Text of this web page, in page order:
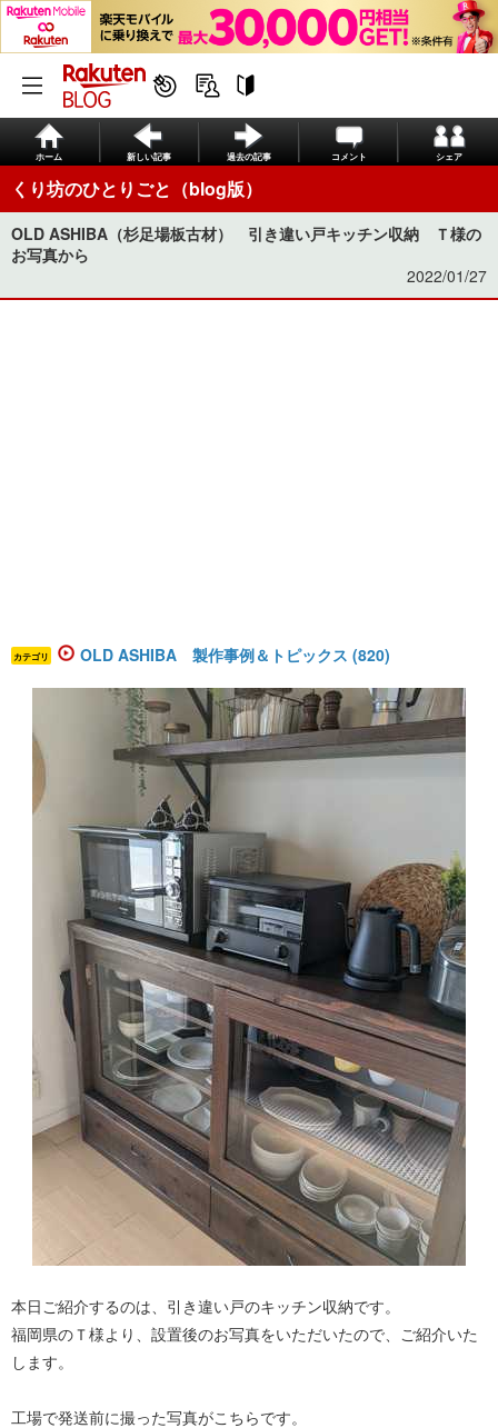
ホーム 新しい記事 過去の記事 コメント シェア
くり坊のひとりごと（blog版）
OLD ASHIBA（杉足場板古材） 引き違い戸キッチン収納 Ｔ様の
お写真から
2022/01/27
カテゴリ OLD ASHIBA 製作事例＆トピックス (820)
本日ご紹介するのは、引き違い戸のキッチン収納です。
福岡県のＴ様より、設置後のお写真をいただいたので、ご紹介いた
します。
工場で発送前に撮った写真がこちらです。